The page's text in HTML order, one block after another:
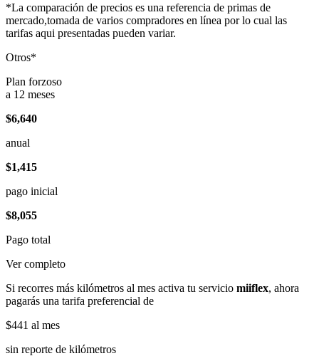
*La comparación de precios es una referencia de primas de
mercado,tomada de varios compradores en línea por lo cual las
tarifas aqui presentadas pueden variar.
Otros*
Plan forzoso
a 12 meses
$6,640
anual
$1,415
pago inicial
$8,055
Pago total
Ver completo
Si recorres más kilómetros al mes activa tu servicio miiflex, ahora
pagarás una tarifa preferencial de
$441 al mes
sin reporte de kilómetros